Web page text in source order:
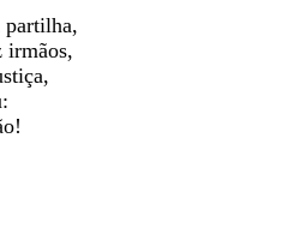
partilha,
irmãos,